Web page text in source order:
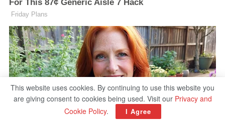
This website uses cookies. By continuing to use this website you
are giving consent to cookies being used. Visit our Privacy and
Cookie Policy. I Agree